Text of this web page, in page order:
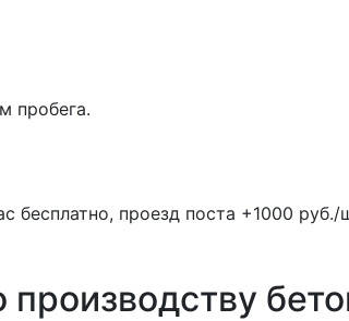
пробега.
бесплатно, проезд поста +1000 руб./